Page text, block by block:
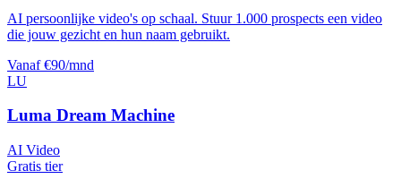
AI persoonlijke video's op schaal. Stuur 1.000 prospects een video
die jouw gezicht en hun naam gebruikt.
Vanaf €90/mnd
LU
Luma Dream Machine
AI Video
Gratis tier